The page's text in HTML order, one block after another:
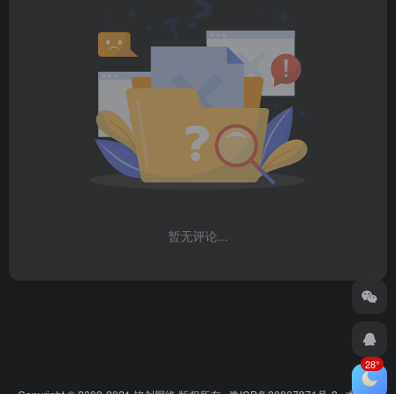
暂无评论...
28°